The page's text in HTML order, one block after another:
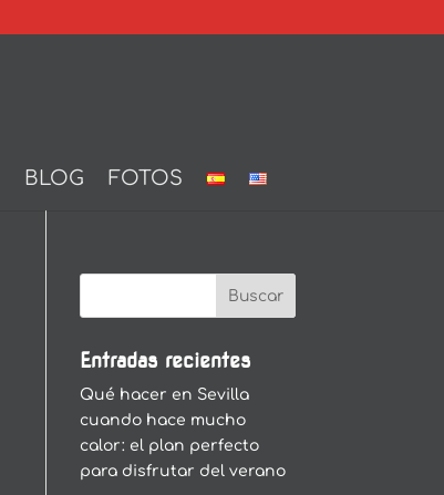
BLOG FOTOS
Entradas recientes
Qué hacer en Sevilla
cuando hace mucho
calor: el plan perfecto
para disfrutar del verano